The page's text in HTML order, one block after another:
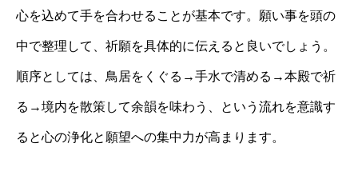
心を込めて手を合わせることが基本です。願い事を頭の
中で整理して、祈願を具体的に伝えると良いでしょう。
順序としては、鳥居をくぐる→手水で清める→本殿で祈
る→境内を散策して余韻を味わう、という流れを意識す
ると心の浄化と願望への集中力が高まります。